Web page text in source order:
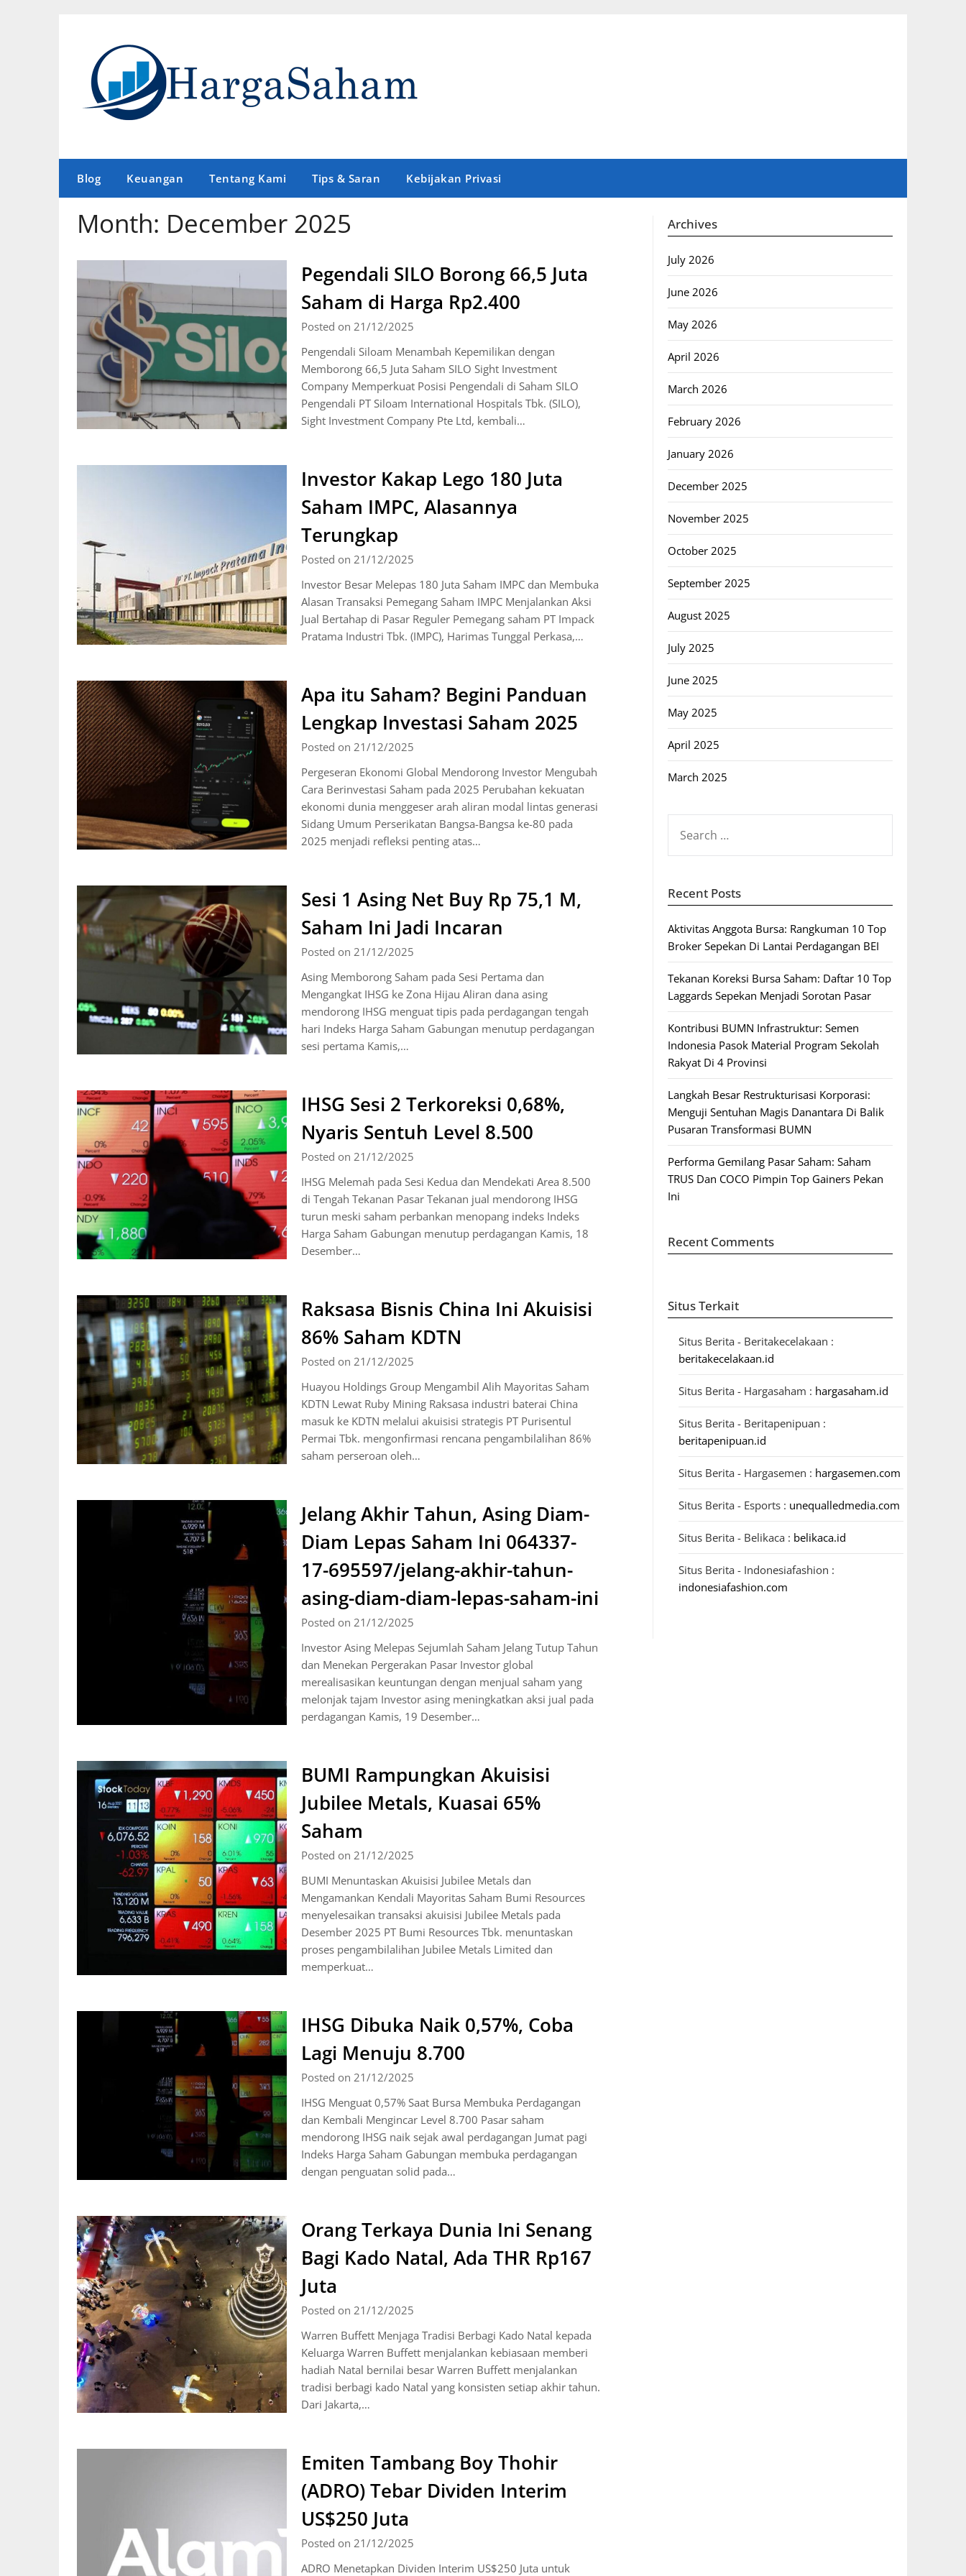
Blog Keuangan Tentang Kami Tips & Saran Kebijakan Privasi
Month: December 2025
Pegendali SILO Borong 66,5 Juta
Saham di Harga Rp2.400
Posted on 21/12/2025
Pengendali Siloam Menambah Kepemilikan dengan
Memborong 66,5 Juta Saham SILO Sight Investment
Company Memperkuat Posisi Pengendali di Saham SILO
Pengendali PT Siloam International Hospitals Tbk. (SILO),
Sight Investment Company Pte Ltd, kembali…
Investor Kakap Lego 180 Juta
Saham IMPC, Alasannya
Terungkap
Posted on 21/12/2025
Investor Besar Melepas 180 Juta Saham IMPC dan Membuka
Alasan Transaksi Pemegang Saham IMPC Menjalankan Aksi
Jual Bertahap di Pasar Reguler Pemegang saham PT Impack
Pratama Industri Tbk. (IMPC), Harimas Tunggal Perkasa,…
Apa itu Saham? Begini Panduan
Lengkap Investasi Saham 2025
Posted on 21/12/2025
Pergeseran Ekonomi Global Mendorong Investor Mengubah
Cara Berinvestasi Saham pada 2025 Perubahan kekuatan
ekonomi dunia menggeser arah aliran modal lintas generasi
Sidang Umum Perserikatan Bangsa-Bangsa ke-80 pada
2025 menjadi refleksi penting atas…
Sesi 1 Asing Net Buy Rp 75,1 M,
Saham Ini Jadi Incaran
Posted on 21/12/2025
Asing Memborong Saham pada Sesi Pertama dan
Mengangkat IHSG ke Zona Hijau Aliran dana asing
mendorong IHSG menguat tipis pada perdagangan tengah
hari Indeks Harga Saham Gabungan menutup perdagangan
sesi pertama Kamis,…
IHSG Sesi 2 Terkoreksi 0,68%,
Nyaris Sentuh Level 8.500
Posted on 21/12/2025
IHSG Melemah pada Sesi Kedua dan Mendekati Area 8.500
di Tengah Tekanan Pasar Tekanan jual mendorong IHSG
turun meski saham perbankan menopang indeks Indeks
Harga Saham Gabungan menutup perdagangan Kamis, 18
Desember…
Raksasa Bisnis China Ini Akuisisi
86% Saham KDTN
Posted on 21/12/2025
Huayou Holdings Group Mengambil Alih Mayoritas Saham
KDTN Lewat Ruby Mining Raksasa industri baterai China
masuk ke KDTN melalui akuisisi strategis PT Purisentul
Permai Tbk. mengonfirmasi rencana pengambilalihan 86%
saham perseroan oleh…
Jelang Akhir Tahun, Asing Diam-
Diam Lepas Saham Ini 064337-
17-695597/jelang-akhir-tahun-
asing-diam-diam-lepas-saham-ini
Posted on 21/12/2025
Investor Asing Melepas Sejumlah Saham Jelang Tutup Tahun
dan Menekan Pergerakan Pasar Investor global
merealisasikan keuntungan dengan menjual saham yang
melonjak tajam Investor asing meningkatkan aksi jual pada
perdagangan Kamis, 19 Desember…
BUMI Rampungkan Akuisisi
Jubilee Metals, Kuasai 65%
Saham
Posted on 21/12/2025
BUMI Menuntaskan Akuisisi Jubilee Metals dan
Mengamankan Kendali Mayoritas Saham Bumi Resources
menyelesaikan transaksi akuisisi Jubilee Metals pada
Desember 2025 PT Bumi Resources Tbk. menuntaskan
proses pengambilalihan Jubilee Metals Limited dan
memperkuat…
IHSG Dibuka Naik 0,57%, Coba
Lagi Menuju 8.700
Posted on 21/12/2025
IHSG Menguat 0,57% Saat Bursa Membuka Perdagangan
dan Kembali Mengincar Level 8.700 Pasar saham
mendorong IHSG naik sejak awal perdagangan Jumat pagi
Indeks Harga Saham Gabungan membuka perdagangan
dengan penguatan solid pada…
Orang Terkaya Dunia Ini Senang
Bagi Kado Natal, Ada THR Rp167
Juta
Posted on 21/12/2025
Warren Buffett Menjaga Tradisi Berbagi Kado Natal kepada
Keluarga Warren Buffett menjalankan kebiasaan memberi
hadiah Natal bernilai besar Warren Buffett menjalankan
tradisi berbagi kado Natal yang konsisten setiap akhir tahun.
Dari Jakarta,…
Emiten Tambang Boy Thohir
(ADRO) Tebar Dividen Interim
US$250 Juta
Posted on 21/12/2025
ADRO Menetapkan Dividen Interim US$250 Juta untuk
Archives
July 2026
June 2026
May 2026
April 2026
March 2026
February 2026
January 2026
December 2025
November 2025
October 2025
September 2025
August 2025
July 2025
June 2025
May 2025
April 2025
March 2025
FOR:
Recent Posts
Aktivitas Anggota Bursa: Rangkuman 10 Top
Broker Sepekan Di Lantai Perdagangan BEI
Tekanan Koreksi Bursa Saham: Daftar 10 Top
Laggards Sepekan Menjadi Sorotan Pasar
Kontribusi BUMN Infrastruktur: Semen
Indonesia Pasok Material Program Sekolah
Rakyat Di 4 Provinsi
Langkah Besar Restrukturisasi Korporasi:
Menguji Sentuhan Magis Danantara Di Balik
Pusaran Transformasi BUMN
Performa Gemilang Pasar Saham: Saham
TRUS Dan COCO Pimpin Top Gainers Pekan
Ini
Recent Comments
Situs Terkait
Situs Berita - Beritakecelakaan :
beritakecelakaan.id
Situs Berita - Hargasaham : hargasaham.id
Situs Berita - Beritapenipuan :
beritapenipuan.id
Situs Berita - Hargasemen : hargasemen.com
Situs Berita - Esports : unequalledmedia.com
Situs Berita - Belikaca : belikaca.id
Situs Berita - Indonesiafashion :
indonesiafashion.com